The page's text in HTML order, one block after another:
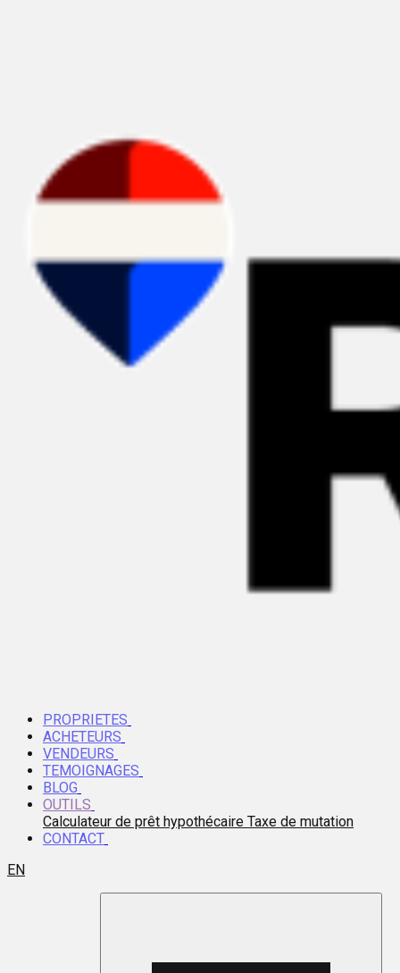
PROPRIETES
ACHETEURS
VENDEURS
TEMOIGNAGES
BLOG
OUTILS
Calculateur de prêt hypothécaire Taxe de mutation
CONTACT
EN